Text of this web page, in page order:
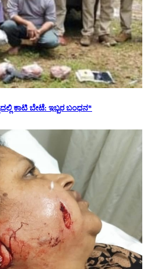
ಕಾಟಿ ಬೇಟೆ: ಇಬ್ಬರ ಬಂಧನ*